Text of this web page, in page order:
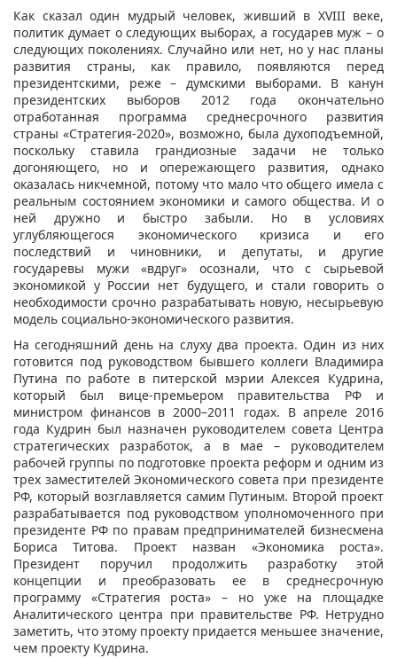
Как сказал один мудрый человек, живший в ХVIII веке,
политик думает о следующих выборах, а государев муж – о
следующих поколениях. Случайно или нет, но у нас планы
развития страны, как правило, появляются перед
президентскими, реже – думскими выборами. В канун
президентских выборов 2012 года окончательно
отработанная программа среднесрочного развития
страны «Стратегия-2020», возможно, была духоподъемной,
поскольку ставила грандиозные задачи не только
догоняющего, но и опережающего развития, однако
оказалась никчемной, потому что мало что общего имела с
реальным состоянием экономики и самого общества. И о
ней дружно и быстро забыли. Но в условиях
углубляющегося экономического кризиса и его
последствий и чиновники, и депутаты, и другие
государевы мужи «вдруг» осознали, что с сырьевой
экономикой у России нет будущего, и стали говорить о
необходимости срочно разрабатывать новую, несырьевую
модель социально-экономического развития.
На сегодняшний день на слуху два проекта. Один из них
готовится под руководством бывшего коллеги Владимира
Путина по работе в питерской мэрии Алексея Кудрина,
который был вице-премьером правительства РФ и
министром финансов в 2000–2011 годах. В апреле 2016
года Кудрин был назначен руководителем совета Центра
стратегических разработок, а в мае – руководителем
рабочей группы по подготовке проекта реформ и одним из
трех заместителей Экономического совета при президенте
РФ, который возглавляется самим Путиным. Второй проект
разрабатывается под руководством уполномоченного при
президенте РФ по правам предпринимателей бизнесмена
Бориса Титова. Проект назван «Экономика роста».
Президент поручил продолжить разработку этой
концепции и преобразовать ее в среднесрочную
программу «Стратегия роста» – но уже на площадке
Аналитического центра при правительстве РФ. Нетрудно
заметить, что этому проекту придается меньшее значение,
чем проекту Кудрина.